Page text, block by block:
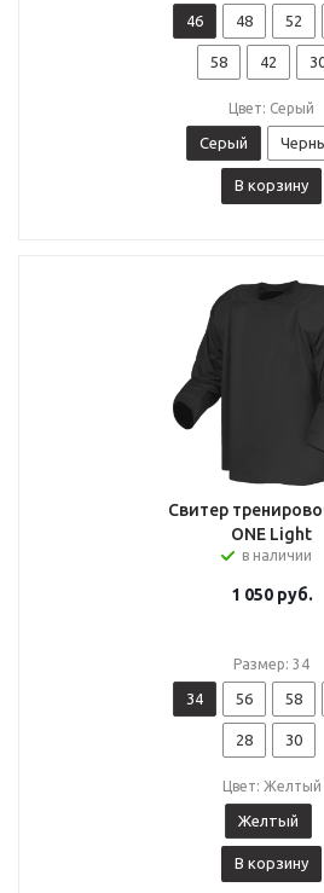
46 48 52
58 42
Цвет: Серый
Серый
В корзину
Свитер
ONE Light
в наличии
1 050руб.
Размер: 34
34 56 58
28 30
Цвет: Желтый
Желтый
В корзину